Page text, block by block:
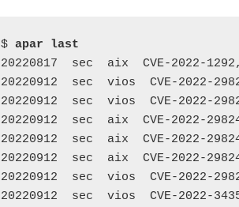
$ apar last
20220817  sec  aix  CVE-2022-
20220912  sec  vios  CVE-
20220912  sec  vios  CVE-
20220912  sec  aix  CVE-2022-
20220912  sec  aix  CVE-2022-
20220912  sec  aix  CVE-2022-
20220912  sec  vios  CVE-
20220912  sec  vios  CVE-